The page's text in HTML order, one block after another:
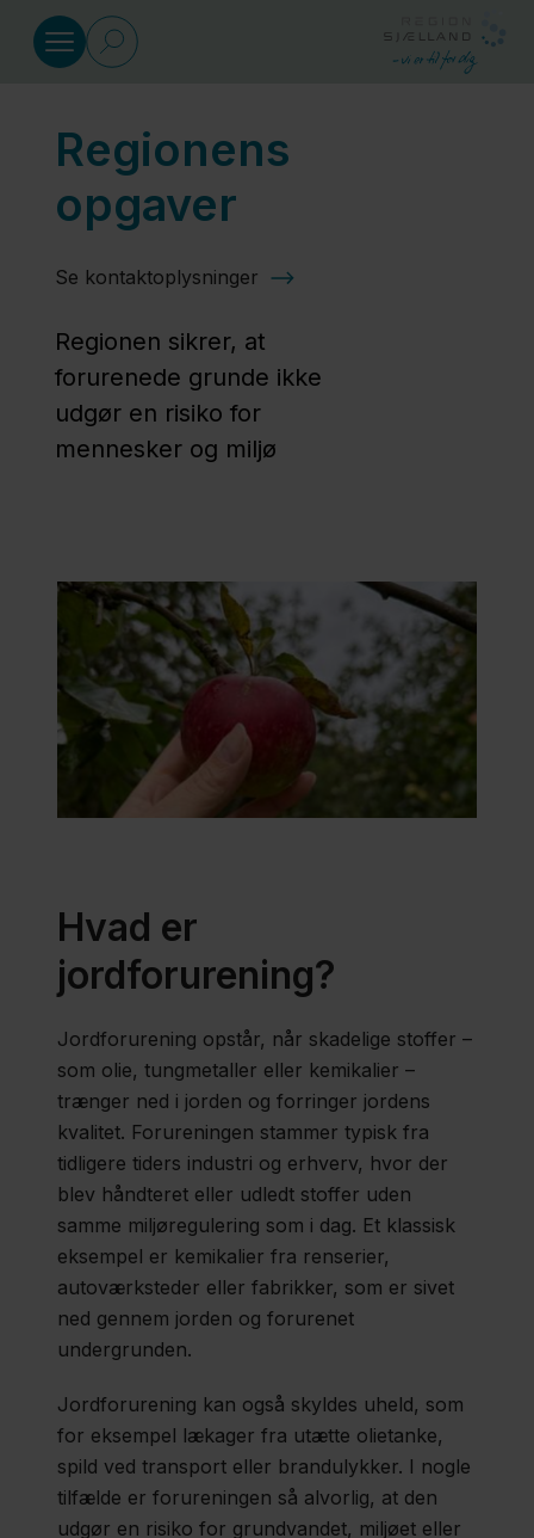
Jordforurening
Regionens
opgaver
Viden
om
PFAS
forurenet?
For
grundejere
grundejers
Testgrunde og
udviklingsprojekter
Aktindsigt
Pjecer
og
nyttige
links
Fagfolk
Nyheder
Presse
Om
Regionens
opgaver
Se kontaktoplysninger
Regionen sikrer, at
forurenede grunde ikke
udgør en risiko for
mennesker og miljø
Hvad er
jordforurening?
Jordforurening opstår, når skadelige stoffer –
som olie, tungmetaller eller kemikalier –
trænger ned i jorden og forringer jordens
kvalitet. Forureningen stammer typisk fra
tidligere tiders industri og erhverv, hvor der
blev håndteret eller udledt stoffer uden
samme miljøregulering som i dag. Et klassisk
eksempel er kemikalier fra renserier,
autoværksteder eller fabrikker, som er sivet
ned gennem jorden og forurenet
undergrunden.
Jordforurening kan også skyldes uheld, som
for eksempel lækager fra utætte olietanke,
spild ved transport eller brandulykker. I nogle
tilfælde er forureningen så alvorlig, at den
udgør en risiko for grundvandet, miljøet eller